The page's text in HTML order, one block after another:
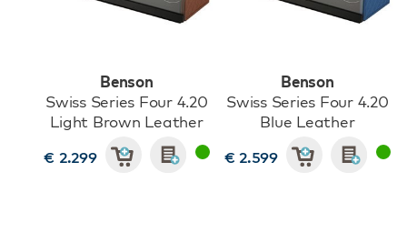
Benson
Swiss Series Four 4.20
Light Brown Leather
€ 2.299
Benson
Swiss Series Four 4.20
Blue Leather
€ 2.599